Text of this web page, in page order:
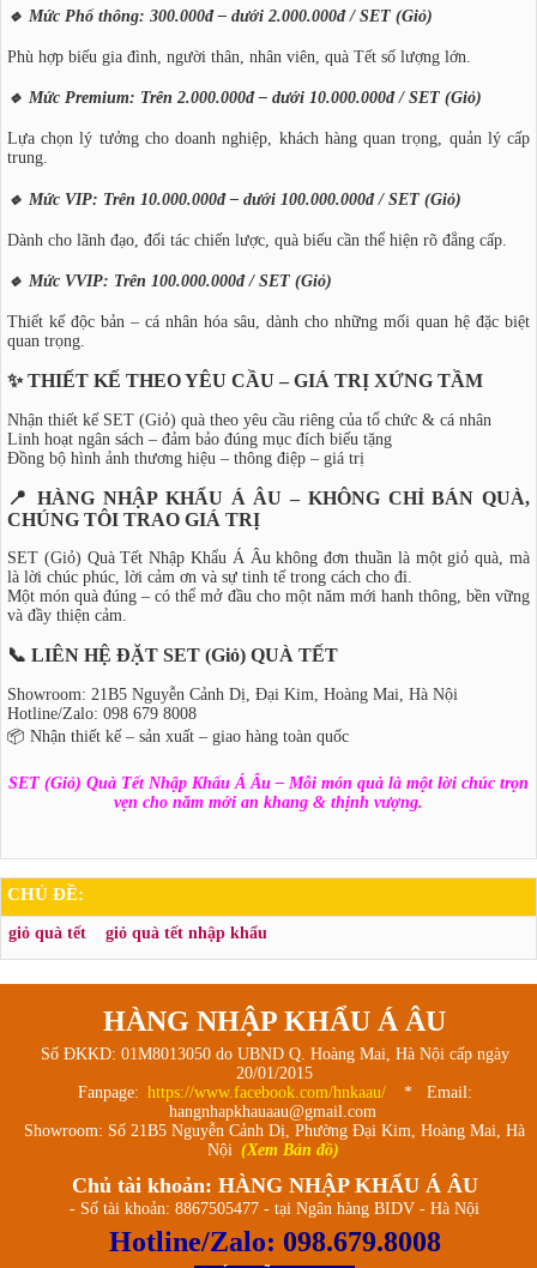
🔹 Mức Phổ thông: 300.000đ – dưới 2.000.000đ / SET (Giỏ)
Phù hợp biếu gia đình, người thân, nhân viên, quà Tết số lượng lớn.
🔹 Mức Premium: Trên 2.000.000đ – dưới 10.000.000đ / SET (Giỏ)
Lựa chọn lý tưởng cho doanh nghiệp, khách hàng quan trọng, quản lý cấp
trung.
🔹 Mức VIP: Trên 10.000.000đ – dưới 100.000.000đ / SET (Giỏ)
Dành cho lãnh đạo, đối tác chiến lược, quà biếu cần thể hiện rõ đẳng cấp.
🔹 Mức VVIP: Trên 100.000.000đ / SET (Giỏ)
Thiết kế độc bản – cá nhân hóa sâu, dành cho những mối quan hệ đặc biệt
quan trọng.
✨ THIẾT KẾ THEO YÊU CẦU – GIÁ TRỊ XỨNG TẦM
Nhận thiết kế SET (Giỏ) quà theo yêu cầu riêng của tổ chức & cá nhân
Linh hoạt ngân sách – đảm bảo đúng mục đích biếu tặng
Đồng bộ hình ảnh thương hiệu – thông điệp – giá trị
📍 HÀNG NHẬP KHẨU Á ÂU – KHÔNG CHỈ BÁN QUÀ,
CHÚNG TÔI TRAO GIÁ TRỊ
SET (Giỏ) Quà Tết Nhập Khẩu Á Âu không đơn thuần là một giỏ quà, mà
là lời chúc phúc, lời cảm ơn và sự tinh tế trong cách cho đi.
Một món quà đúng – có thể mở đầu cho một năm mới hanh thông, bền vững
và đầy thiện cảm.
📞 LIÊN HỆ ĐẶT SET (Giỏ) QUÀ TẾT
Showroom: 21B5 Nguyễn Cảnh Dị, Đại Kim, Hoàng Mai, Hà Nội
Hotline/Zalo: 098 679 8008
📦 Nhận thiết kế – sản xuất – giao hàng toàn quốc
SET (Giỏ) Quà Tết Nhập Khẩu Á Âu – Mỗi món quà là một lời chúc trọn
vẹn cho năm mới an khang & thịnh vượng.
CHỦ ĐỀ:
giỏ quà tết giỏ quà tết nhập khẩu
HÀNG NHẬP KHẨU Á ÂU
Số ĐKKD: 01M8013050 do UBND Q. Hoàng Mai, Hà Nội cấp ngày
20/01/2015
Fanpage: https://www.facebook.com/hnkaau/
* Email:
hangnhapkhauaau@gmail.com
Showroom: Số 21B5 Nguyễn Cảnh Dị, Phường Đại Kim, Hoàng Mai, Hà
Nội (Xem Bản đồ)
Chủ tài khoản: HÀNG NHẬP KHẨU Á ÂU
- Số tài khoản: 8867505477 - tại Ngân hàng BIDV - Hà Nội
Hotline/Zalo: 098.679.8008